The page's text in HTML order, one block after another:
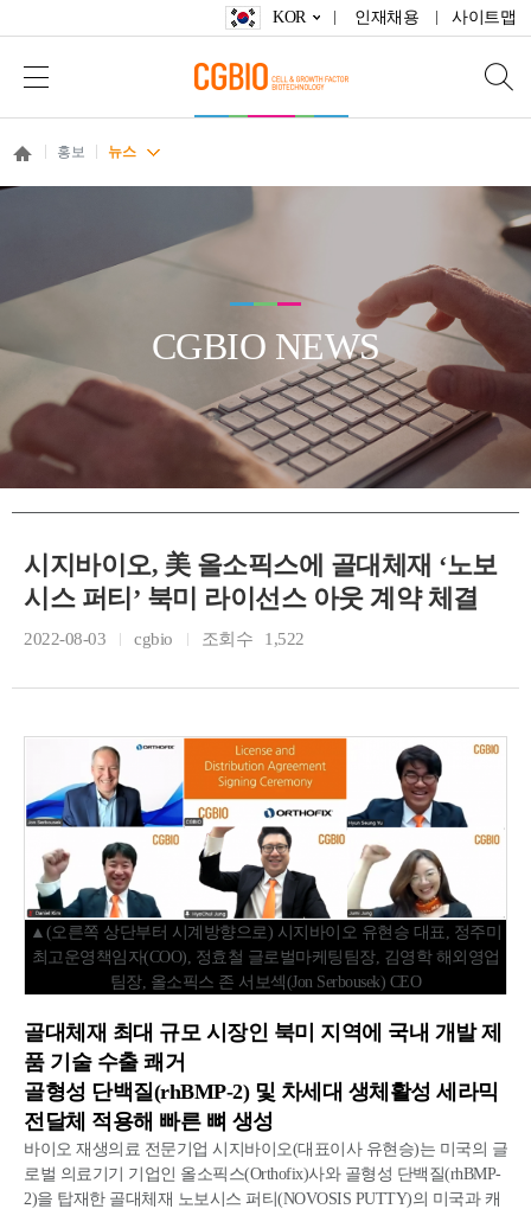
KOR 인재채용 사이트맵
홍보 뉴스
CGBIO NEWS
시지바이오, 美 올소픽스에 골대체재 ‘노보
시스 퍼티’ 북미 라이선스 아웃 계약 체결
2022-08-03 cgbio 조회수 1,522
▲(오른쪽 상단부터 시계방향으로) 시지바이오 유현승 대표, 정주미
최고운영책임자(COO), 정효철 글로벌마케팅팀장, 김영학 해외영업
팀장, 올소픽스 존 서보섹(Jon Serbousek) CEO
골대체재 최대 규모 시장인 북미 지역에 국내 개발 제
품 기술 수출 쾌거
골형성 단백질(rhBMP-2) 및 차세대 생체활성 세라믹
전달체 적용해 빠른 뼈 생성
바이오 재생의료 전문기업 시지바이오(대표이사 유현승)는 미국의 글
로벌 의료기기 기업인 올소픽스(Orthofix)사와 골형성 단백질(rhBMP-
2)을 탑재한 골대체재 노보시스 퍼티(NOVOSIS PUTTY)의 미국과 캐